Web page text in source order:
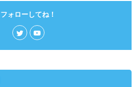
フォローしてね！